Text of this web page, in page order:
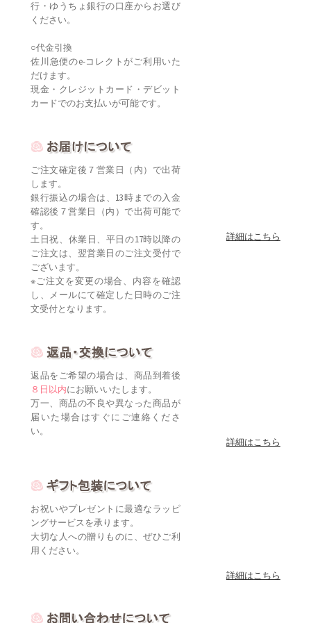
行・ゆうちょ銀行の口座からお選び
ください。
○代金引換
佐川急便のe-コレクトがご利用いた
だけます。
現金・クレジットカード・デビット
カードでのお支払いが可能です。
ご注文確定後７営業日（内）で出荷
します。
銀行振込の場合は、13時までの入金
確認後７営業日（内）で出荷可能で
す。
土日祝、休業日、平日の17時以降の
ご注文は、翌営業日のご注文受付で
ございます。
※ご注文を変更の場合、内容を確認
し、メールにて確定した日時のご注
文受付となります。
詳細はこちら
返品をご希望の場合は、商品到着後
８日以内にお願いいたします。
万一、商品の不良や異なった商品が
届いた場合はすぐにご連絡くださ
い。
詳細はこちら
お祝いやプレゼントに最適なラッピ
ングサービスを承ります。
大切な人への贈りものに、ぜひご利
用ください。
詳細はこちら